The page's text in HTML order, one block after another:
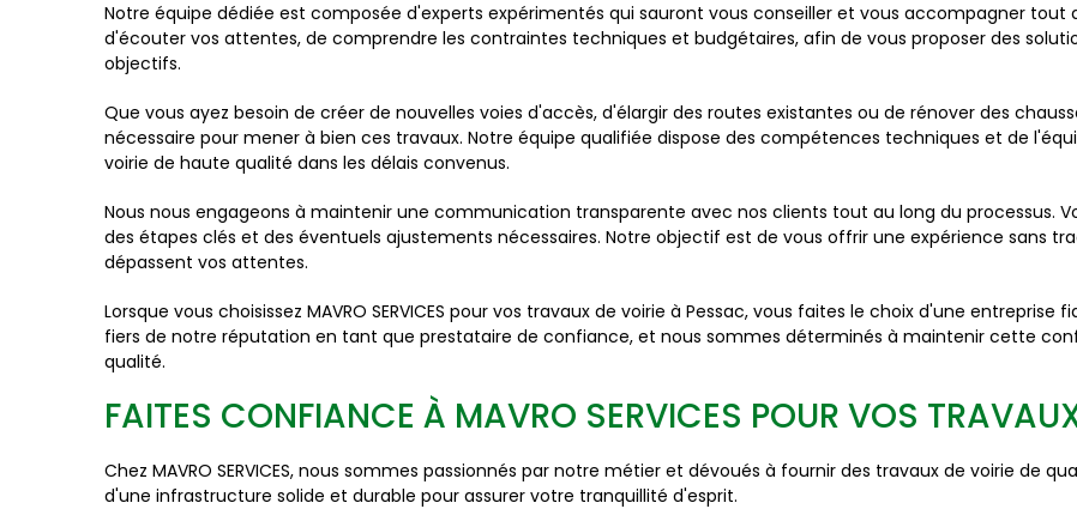
Notre équipe dédiée est composée d'experts expérimentés qui sauront vous conseiller et vous accompagner tout
d'écouter vos attentes, de comprendre les contraintes techniques et budgétaires, afin de vous proposer des
objectifs.
Que vous ayez besoin de créer de nouvelles voies d'accès, d'élargir des routes existantes ou de rénover des
nécessaire pour mener à bien ces travaux. Notre équipe qualifiée dispose des compétences techniques et de
voirie de haute qualité dans les délais convenus.
Nous nous engageons à maintenir une communication transparente avec nos clients tout au long du processus.
des étapes clés et des éventuels ajustements nécessaires. Notre objectif est de vous offrir une expérience sans
dépassent vos attentes.
Lorsque vous choisissez MAVRO SERVICES pour vos travaux de voirie à Pessac, vous faites le choix d'une
fiers de notre réputation en tant que prestataire de confiance, et nous sommes déterminés à maintenir cette
qualité.
FAITES CONFIANCE À MAVRO SERVICES POUR VOS
Chez MAVRO SERVICES, nous sommes passionnés par notre métier et dévoués à fournir des travaux de voirie de
d'une infrastructure solide et durable pour assurer votre tranquillité d'esprit.